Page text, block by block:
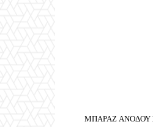
ΜΠΑΡΆΖ ΑΝΌΔΟΥ